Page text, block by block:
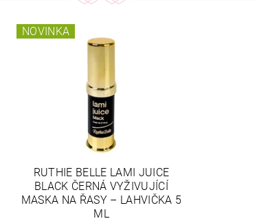
NOVINKA
RUTHIE BELLE LAMI JUICE
BLACK ČERNÁ VYŽIVUJÍCÍ
MASKA NA ŘASY – LAHVIČKA 5
ML